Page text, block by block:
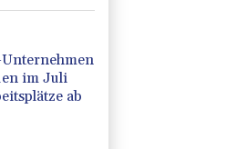
Unternehmen
im Juli
ab